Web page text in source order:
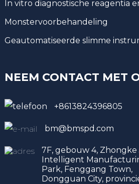
In vitro diagnostische reagentia
Monstervoorbehandeling
Geautomatiseerde slimme
NEEM CONTACT MET
+8613824396805
bm@bmspd.com
7F, gebouw 4, Zhongke
Intelligent
Park, Fenggang Town,
Dongguan City,